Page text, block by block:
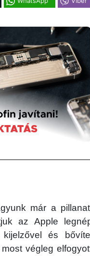
már a
az Apple
és
végleg